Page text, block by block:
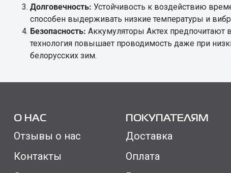
Долговечность: Устойчивость к воздействию
способен выдерживать низкие температуры и
Безопасность: Аккумуляторы Актех предпочитают
технология повышает проводимость даже при
белорусских зим.
О НАС
Отзывы о нас
Контакты
ПОКУПАТЕЛЯМ
Доставка
Оплата